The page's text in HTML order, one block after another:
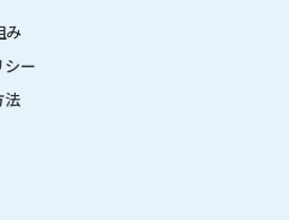
み
ー
法